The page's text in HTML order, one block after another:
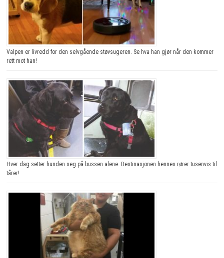
Valpen er livredd for den selvgående støvsugeren. Se hva han gjør når den kommer
rett mot han!
Hver dag setter hunden seg på bussen alene. Destinasjonen hennes rører tusenvis til
tårer!